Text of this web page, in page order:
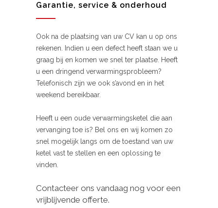
Garantie, service & onderhoud
Ook na de plaatsing van uw CV kan u op ons
rekenen. Indien u een defect heeft staan we u
graag bij en komen we snel ter plaatse. Heeft
u een dringend verwarmingsprobleem?
Telefonisch zijn we ook s’avond en in het
weekend bereikbaar.
Heeft u een oude verwarmingsketel die aan
vervanging toe is? Bel ons en wij komen zo
snel mogelijk langs om de toestand van uw
ketel vast te stellen en een oplossing te
vinden.
Contacteer ons vandaag nog voor een
vrijblijvende offerte.